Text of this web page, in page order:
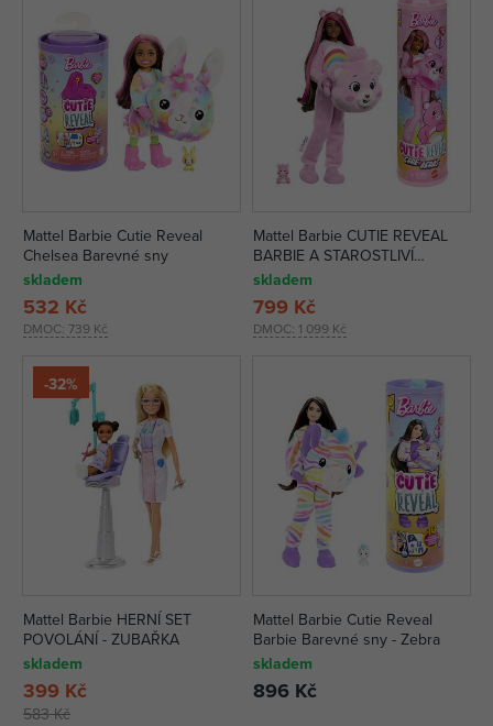
Mattel Barbie Cutie Reveal
Chelsea Barevné sny
skladem
DMOC: 739 Kč
532 Kč
Mattel Barbie CUTIE REVEAL
BARBIE A STAROSTLIVÍ
MEDVÍDCI - RŮŽOVÁ
skladem
DMOC: 1 099 Kč
799 Kč
-32%
Mattel Barbie HERNÍ SET
POVOLÁNÍ - ZUBAŘKA
skladem
583 Kč
399 Kč
Mattel Barbie Cutie Reveal
Barbie Barevné sny - Zebra
skladem
896 Kč